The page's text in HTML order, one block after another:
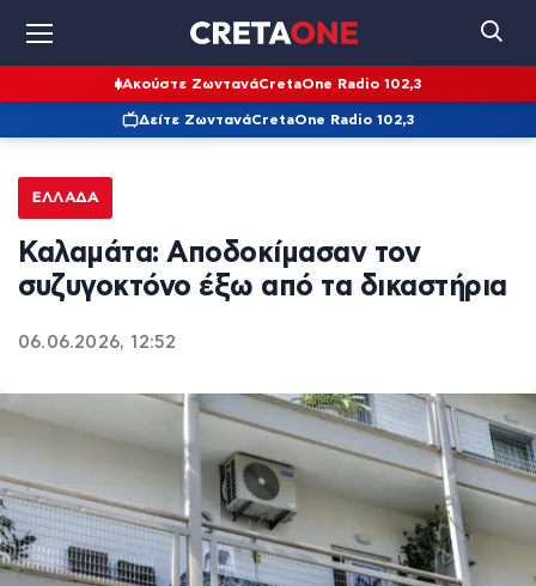
Ακούστε ΖωντανάCretaOne Radio 102,3
Δείτε ΖωντανάCretaOne Radio 102,3
ΕΛΛΆΔΑ
Καλαμάτα: Αποδοκίμασαν τον
συζυγοκτόνο έξω από τα δικαστήρια
06.06.2026, 12:52